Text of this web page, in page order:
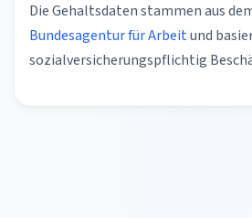
Die Gehaltsdaten stammen aus
Bundesagentur für Arbeitund
sozialversicherungspflichtig